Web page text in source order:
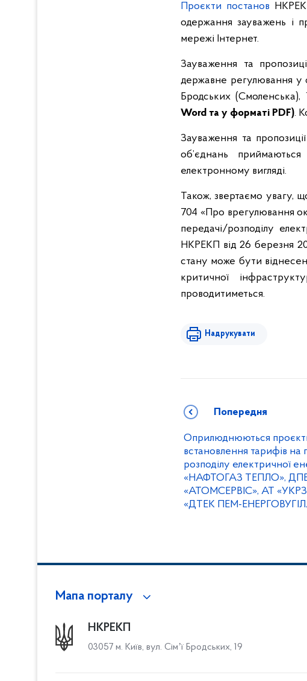
Проєкти постанов
одержання зауважень і
мережі Інтернет.
Зауваження та
державне регулювання у
Бродських (Смоленська),
Word та у форматі PDF).
Зауваження та
об’єднань приймаються
електронному вигляді.
Також, звертаємо увагу,
704 «Про врегулювання
передачі/розподілу
НКРЕКП від 26 березня
стану може бути
критичної
проводитиметься.
Надрукувати
Попередня
Оприлюднюються
встановлення тарифів на
розподілу електричної
«НАФТОГАЗ ТЕПЛО»,
«АТОМСЕРВІС», АТ
«ДТЕК ПЕМ-
Мапа порталу
НКРЕКП
03057 м. Київ, вул. Сімʼї Бродських, 19